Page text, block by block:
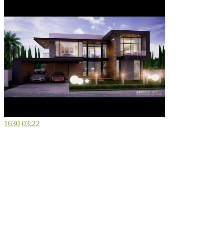
1630 03:22